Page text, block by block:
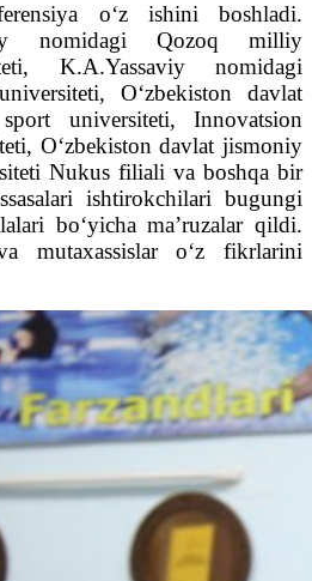
o‘z ishini boshladi.
nomidagi Qozoq milliy
K.A.Yassaviy nomidagi
O‘zbekiston davlat
universiteti, Innovatsion
O‘zbekiston davlat jismoniy
Nukus filiali va boshqa bir
ishtirokchilari bugungi
bo‘yicha ma’ruzalar qildi.
mutaxassislar o‘z fikrlarini